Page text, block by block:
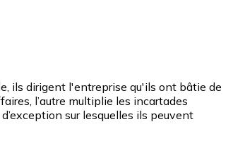
ils dirigent l'entreprise qu'ils ont bâtie de
l’autre multiplie les incartades
sur lesquelles ils peuvent